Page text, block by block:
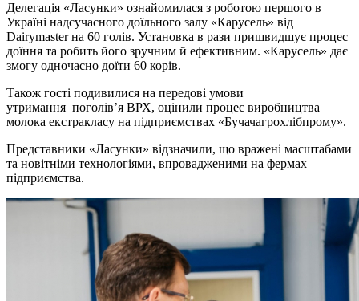
Делегація «Ласунки» ознайомилася з роботою першого в
Україні надсучасного доїльного залу «Карусель» від
Dairymaster на 60 голів. Установка в рази пришвидшує процес
доїння та робить його зручним й ефективним. «Карусель» дає
змогу одночасно доїти 60 корів.
Також гості подивилися на передові умови
утримання поголів’я ВРХ, оцінили процес виробництва
молока екстракласу на підприємствах «Бучачагрохлібпрому».
Представники «Ласунки» відзначили, що вражені масштабами
та новітніми технологіями, впровадженими на фермах
підприємства.